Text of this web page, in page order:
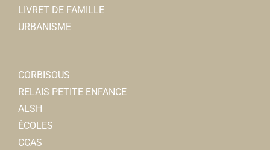
LIVRET DE FAMILLE
URBANISME
CORBISOUS
RELAIS PETITE ENFANCE
ALSH
ÉCOLES
CCAS